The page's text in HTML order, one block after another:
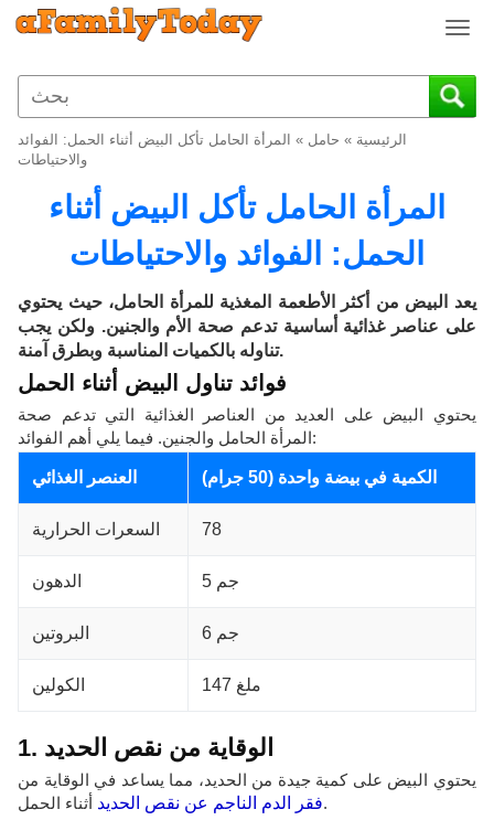
T
g
g
a
الرئيسية » حامل » المرأة الحامل تأكل البيض أثناء الحمل: الفوائد
والاحتياطات
المرأة الحامل تأكل البيض أثناء
الحمل: الفوائد والاحتياطات
يعد البيض من أكثر الأطعمة المغذية للمرأة الحامل، حيث يحتوي
على عناصر غذائية أساسية تدعم صحة الأم والجنين. ولكن يجب
تناوله بالكميات المناسبة وبطرق آمنة.
فوائد تناول البيض أثناء الحمل
يحتوي البيض على العديد من العناصر الغذائية التي تدعم صحة
المرأة الحامل والجنين. فيما يلي أهم الفوائد:
العنصر الغذائي الكمية في بيضة واحدة (50 جرام)
السعرات الحرارية 78
الدهون 5 جم
البروتين 6 جم
الكولين 147 ملغ
1. الوقاية من نقص الحديد
يحتوي البيض على كمية جيدة من الحديد، مما يساعد في الوقاية من
فقر الدم الناجم عن نقص الحديدأثناء الحمل.